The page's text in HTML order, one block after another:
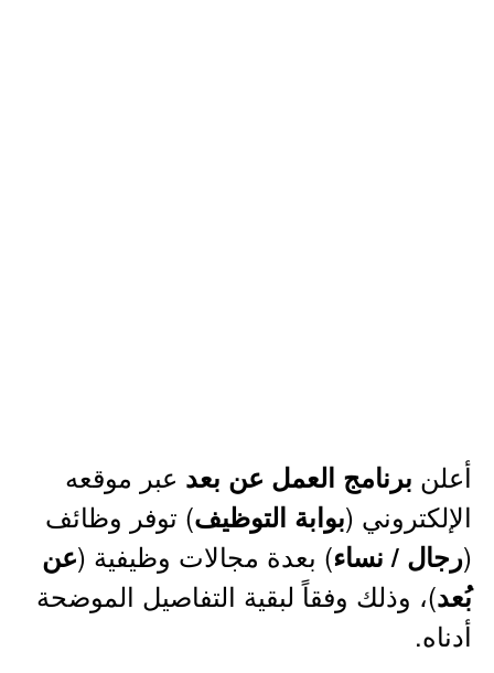
أعلن برنامج العمل عن بعد عبر موقعه
الإلكتروني (بوابة التوظيف) توفر وظائف
(رجال / نساء) بعدة مجالات وظيفية (عن
بُعد)، وذلك وفقاً لبقية التفاصيل الموضحة
أدناه.